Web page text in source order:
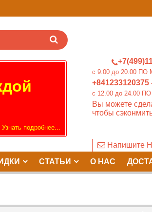
c 9.00 до 20.00
+841233120375
c 12.00 до 24.00
Вы можете
чтобы
Напишите
Узнать подробнее...
СТАТЬИ О НАС